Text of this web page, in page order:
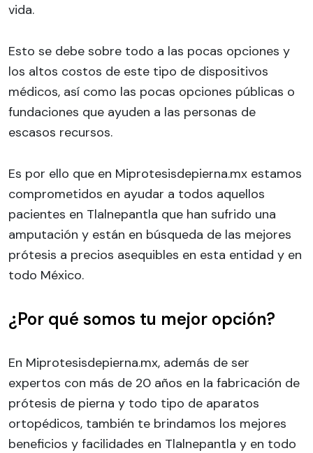
vida.
Esto se debe sobre todo a las pocas opciones y
los altos costos de este tipo de dispositivos
médicos, así como las pocas opciones públicas o
fundaciones que ayuden a las personas de
escasos recursos.
Es por ello que en Miprotesisdepierna.mx estamos
comprometidos en ayudar a todos aquellos
pacientes en Tlalnepantla que han sufrido una
amputación y están en búsqueda de las mejores
prótesis a precios asequibles en esta entidad y en
todo México.
¿Por qué somos tu mejor opción?
En Miprotesisdepierna.mx, además de ser
expertos con más de 20 años en la fabricación de
prótesis de pierna y todo tipo de aparatos
ortopédicos, también te brindamos los mejores
beneficios y facilidades en Tlalnepantla y en todo